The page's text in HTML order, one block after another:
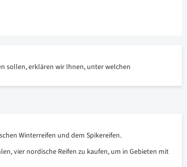
sollen, erklären wir Ihnen, unter welchen
Winterreifen und dem Spikereifen.
vier nordische Reifen zu kaufen, um in Gebieten mit